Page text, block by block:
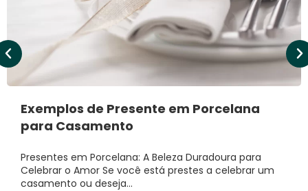
Exemplos de Presente em Porcelana
para Casamento
Presentes em Porcelana: A Beleza Duradoura para
Celebrar o Amor Se você está prestes a celebrar um
casamento ou deseja…